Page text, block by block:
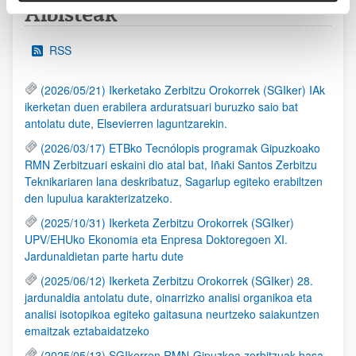
Albisteak
RSS
(2026/05/21) Ikerketako Zerbitzu Orokorrek (SGIker) IAk
ikerketan duen erabilera arduratsuari buruzko saio bat
antolatu dute, Elsevierren laguntzarekin.
(2026/03/17) ETBko Tecnólopis programak Gipuzkoako
RMN Zerbitzuari eskaini dio atal bat, Iñaki Santos Zerbitzu
Teknikariaren lana deskribatuz, Sagarlup egiteko erabiltzen
den lupulua karakterizatzeko.
(2025/10/31) Ikerketa Zerbitzu Orokorrek (SGIker)
UPV/EHUko Ekonomia eta Enpresa Doktoregoen XI.
Jardunaldietan parte hartu dute
(2025/06/12) Ikerketa Zerbitzu Orokorrek (SGIker) 28.
jardunaldia antolatu dute, oinarrizko analisi organikoa eta
analisi isotopikoa egiteko gaitasuna neurtzeko saiakuntzen
emaitzak eztabaidatzeko